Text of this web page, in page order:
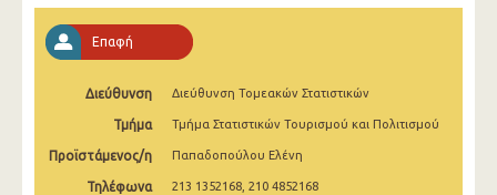
Ιουνίου 2025
Μαΐου 2025
Απριλίου 2025
Μαρτίου 2025
Επαφή
Διεύθυνση Διεύθυνση Τομεακών Στατιστικών
Τμήμα Τμήμα Στατιστικών Τουρισμού και Πολιτισμού
Προϊστάμενος/η Παπαδοπούλου Ελένη
Τηλέφωνα 213 1352168, 210 4852168